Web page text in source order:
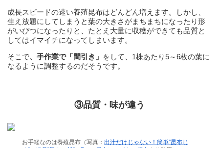
成長スピードの速い養殖昆布はどんどん増えます。しかし、
生え放題にしてしまうと葉の大きさがまちまちになったり形
がいびつになったりと、たとえ大量に収穫ができても品質と
してはイマイチになってしまいます。
そこで、手作業で「間引き」 をして、1株あたり5～6枚の葉に
なるように調整するのだそうです。
③品質・味が違う
お手軽なのは養殖昆布（写真： 出汁だけじゃない！簡単”昆布じ